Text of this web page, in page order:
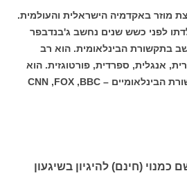
מוזר באקדמיה הישראלית והעולמית.
לפני כשש שנים נחשב ג'בנדבפר
בתקשורת הבינלאומית. הוא רב
אנגלית, ספרדית, פורטוגזית. הוא
מרבה להופיע בכלי התקשורת הבינלאומיים – CNN ,FOX ,BBC
כמנוי (חינם) להיגיון בשיגעון